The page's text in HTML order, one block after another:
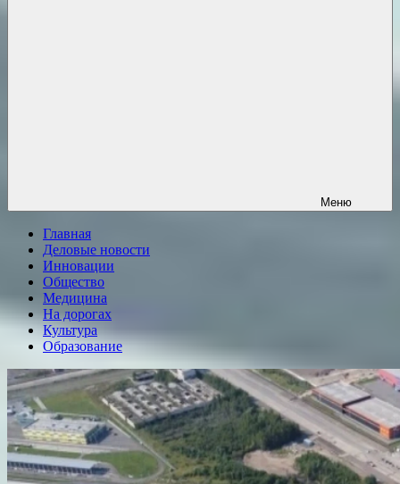
Меню
Главная
Деловые новости
Инновации
Общество
Медицина
На дорогах
Культура
Образование